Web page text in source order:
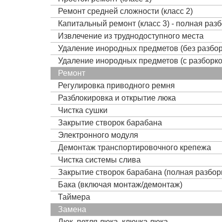
Ремонт средней сложности (класс 2)
Капитальный ремонт (класс 3) - полная
Извлечение из труднодоступного места
Удаление инородных предметов (без
Удаление инородных предметов (с
Ремонт
Регулировка приводного ремня
Разблокировка и открытие люка
Чистка сушки
Закрытие створок барабана
Электронного модуля
Демонтаж транспортировочного крепежа
Чистка системы слива
Закрытие створок барабана (полная
Бака (включая монтаж/демонтаж)
Таймера
Замена